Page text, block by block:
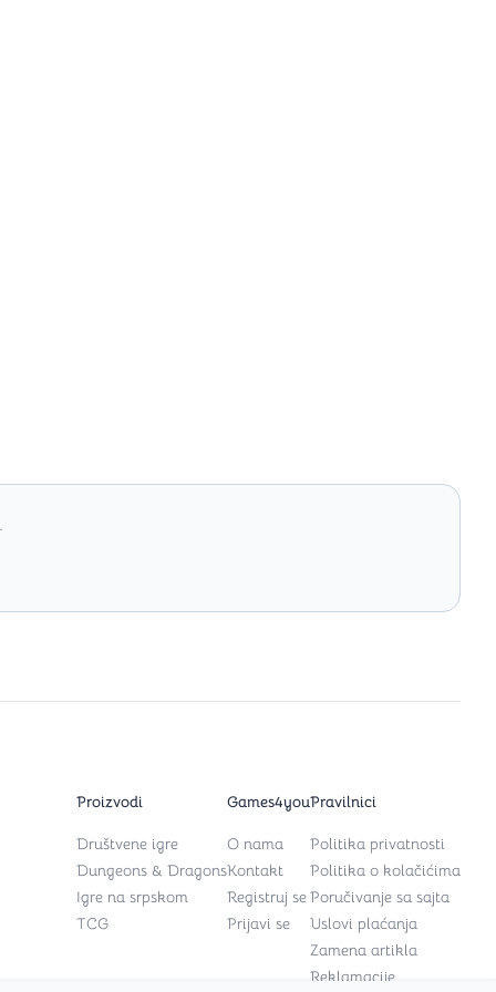
Proizvodi
Društvene igre
Dungeons & Dragons
Igre na srpskom
TCG
Games4you
O nama
Kontakt
Registruj se
Prijavi se
Pravilnici
Politika privatnosti
Politika o kolačićima
Poručivanje sa sajta
Uslovi plaćanja
Zamena artikla
Reklamacije